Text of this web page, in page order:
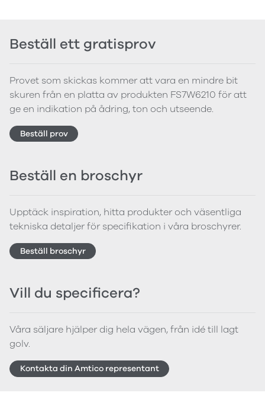
Beställ ett gratisprov
Provet som skickas kommer att vara en mindre bit
skuren från en platta av produkten FS7W6210 för att
ge en indikation på ådring, ton och utseende.
Beställ prov
Beställ en broschyr
Upptäck inspiration, hitta produkter och väsentliga
tekniska detaljer för specifikation i våra broschyrer.
Beställ broschyr
Vill du specificera?
Våra säljare hjälper dig hela vägen, från idé till lagt
golv.
Kontakta din Amtico representant